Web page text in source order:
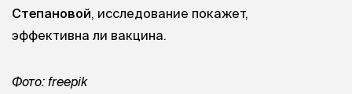
Степановой, исследование покажет,
эффективна ли вакцина.
Фото: freepik